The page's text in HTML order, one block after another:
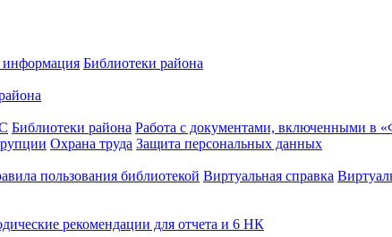
информация Библиотеки района
Библиотеки района Работа с документами, включенными в
Охрана труда Защита персональных данных
пользования библиотекой Виртуальная справка
рекомендации для отчета и 6 НК